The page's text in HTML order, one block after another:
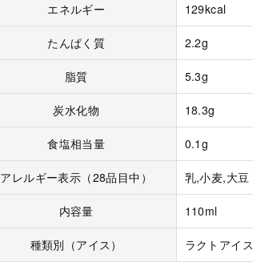
エネルギー
129kcal
たんぱく質 2.2g
脂質 5.3g
炭水化物 18.3g
食塩相当量 0.1g
アレルギー表示（28品目中） 乳,小麦,大豆
内容量 110ml
種類別（アイス） ラクトアイス